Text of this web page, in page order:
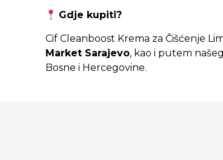
Gdje kupiti?
Cif Cleanboost Krema za Čišćenje
Market Sarajevo, kao i putem
Bosne i Hercegovine.